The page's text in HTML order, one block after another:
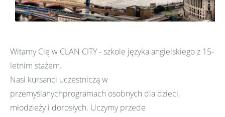
Witamy Cię w CLAN CITY - szkole języka angielskiego z 15-
letnim stażem.
Nasi kursanci uczestniczą w
przemyślanychprogramach osobnych dla dzieci,
młodzieży i dorosłych. Uczymy przede